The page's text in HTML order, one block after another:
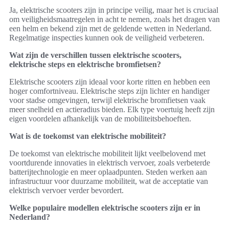
Ja, elektrische scooters zijn in principe veilig, maar het is cruciaal
om veiligheidsmaatregelen in acht te nemen, zoals het dragen van
een helm en bekend zijn met de geldende wetten in Nederland.
Regelmatige inspecties kunnen ook de veiligheid verbeteren.
Wat zijn de verschillen tussen elektrische scooters,
elektrische steps en elektrische bromfietsen?
Elektrische scooters zijn ideaal voor korte ritten en hebben een
hoger comfortniveau. Elektrische steps zijn lichter en handiger
voor stadse omgevingen, terwijl elektrische bromfietsen vaak
meer snelheid en actieradius bieden. Elk type voertuig heeft zijn
eigen voordelen afhankelijk van de mobiliteitsbehoeften.
Wat is de toekomst van elektrische mobiliteit?
De toekomst van elektrische mobiliteit lijkt veelbelovend met
voortdurende innovaties in elektrisch vervoer, zoals verbeterde
batterijtechnologie en meer oplaadpunten. Steden werken aan
infrastructuur voor duurzame mobiliteit, wat de acceptatie van
elektrisch vervoer verder bevordert.
Welke populaire modellen elektrische scooters zijn er in
Nederland?